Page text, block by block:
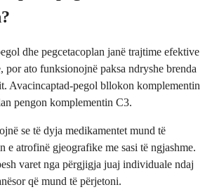
dhe pegcetacoplan janë trajtime efektive
por ato funksionojnë paksa ndryshe brenda
Avacincaptad-pegol bllokon komplementin
pengon komplementin C3.
se të dyja medikamentet mund të
e atrofinë gjeografike me sasi të ngjashme.
varet nga përgjigja juaj individuale ndaj
që mund të përjetoni.